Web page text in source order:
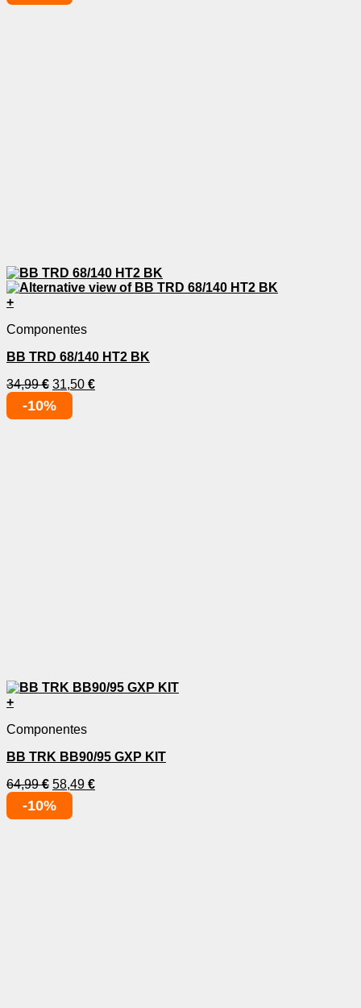
+
Componentes
BB TRD 68/140 HT2 BK
34,99€ 31,50 €
-10%
+
Componentes
BB TRK BB90/95 GXP KIT
64,99€ 58,49 €
-10%